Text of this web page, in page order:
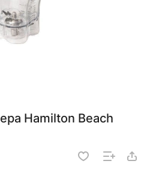
Hamilton Beach